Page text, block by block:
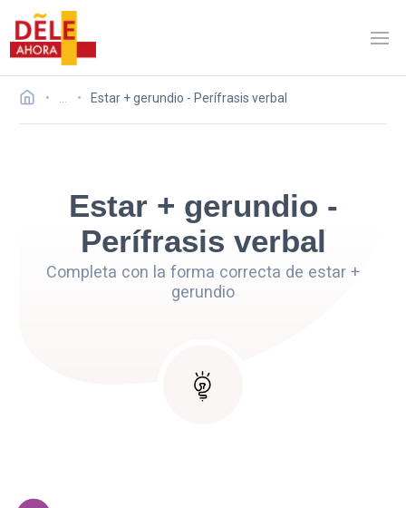
Estar + gerundio - Perífrasis verbal
Estar + gerundio -
Perífrasis verbal
Completa con la forma correcta de estar +
gerundio